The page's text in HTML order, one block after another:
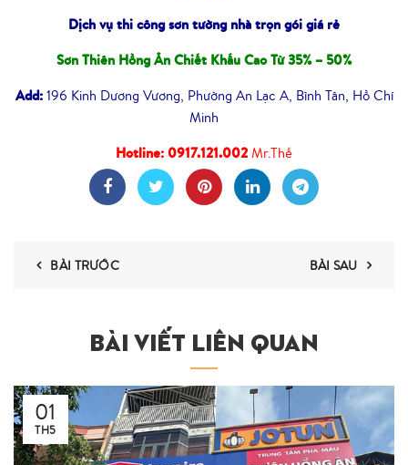
Dịch vụ thi công sơn tường nhà trọn gói giá rẻ
Sơn Thiên Hồng Ân Chiết Khấu Cao Từ 35% – 50%
Add:196 Kinh Dương Vương, Phường An Lạc A, Bình Tân, Hồ Chí
Minh
Hotline: 0917.121.002 Mr.Thế
BÀI TRƯỚC BÀI SAU
BÀI VIẾT LIÊN QUAN
01
TH5